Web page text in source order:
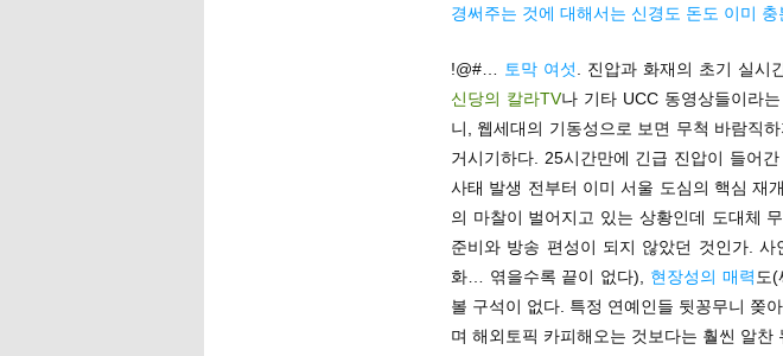
경써주는 것에 대해서는 신경도 돈도 이미
!@#… 토막 여섯. 진압과 화재의 초기 실시
신당의 칼라TV나 기타 UCC 동영상들이라
니, 웹세대의 기동성으로 보면 무척 바람직
거시기하다. 25시간만에 긴급 진압이 들어
사태 발생 전부터 이미 서울 도심의 핵심 재
의 마찰이 벌어지고 있는 상황인데 도대체
준비와 방송 편성이 되지 않았던 것인가. 사
화… 엮을수록 끝이 없다), 현장성의 매력도(
볼 구석이 없다. 특정 연예인들 뒷꽁무니 쫒
며 해외토픽 카피해오는 것보다는 훨씬 알찬